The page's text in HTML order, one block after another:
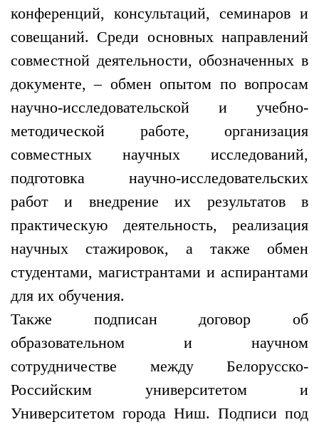
конференций, консультаций, семинаров и
совещаний. Среди основных направлений
совместной деятельности, обозначенных в
документе, – обмен опытом по вопросам
научно-исследовательской и учебно-
методической работе, организация
совместных научных исследований,
подготовка научно-исследовательских
работ и внедрение их результатов в
практическую деятельность, реализация
научных стажировок, а также обмен
студентами, магистрантами и аспирантами
для их обучения.
Также подписан договор об
образовательном и научном
сотрудничестве между Белорусско-
Российским университетом и
Университетом города Ниш. Подписи под